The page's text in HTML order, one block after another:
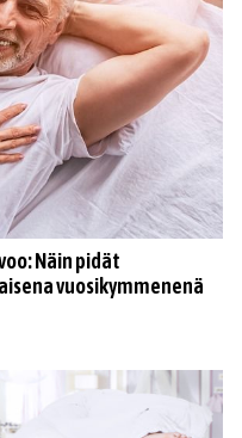
Näin pidät
vuosikymmenenä